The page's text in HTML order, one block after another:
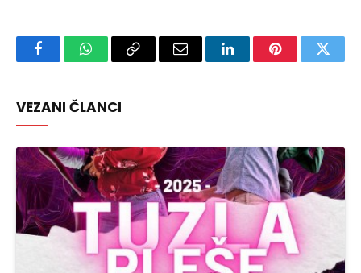
FacebookWhatsAppCopy
Email LinkedInPinterest
VEZANI ČLANCI